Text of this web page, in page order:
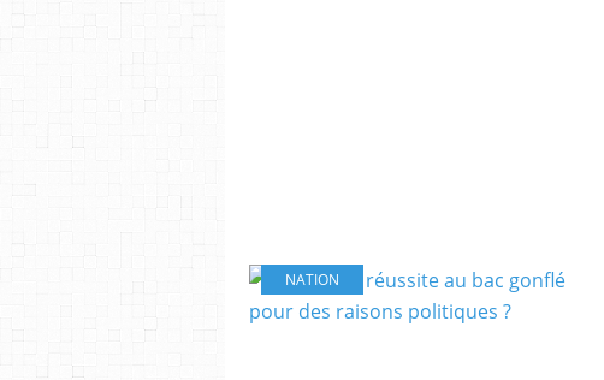
NATION